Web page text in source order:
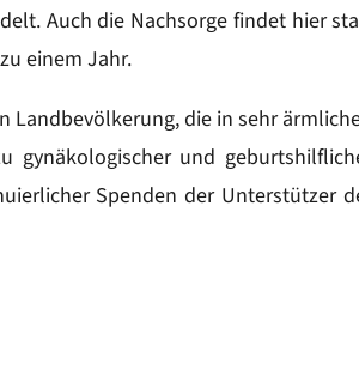
Auch die Nachsorge findet hier
einem Jahr.
Landbevölkerung, die in sehr
gynäkologischer und
Spenden der Unterstützer